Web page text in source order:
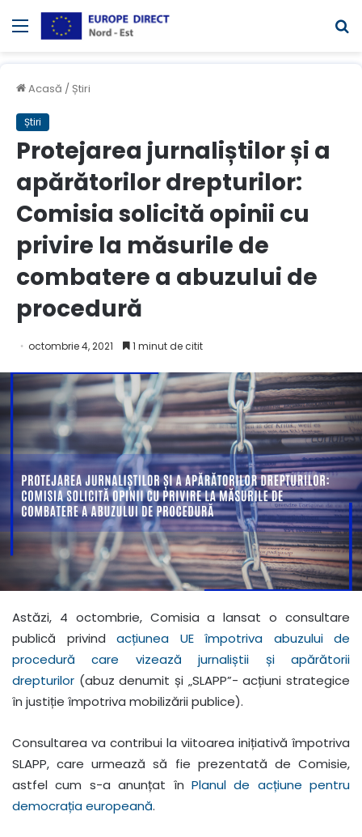
Meniul
Acasă / Știri
Știri
Protejarea jurnaliștilor și a
apărătorilor drepturilor:
Comisia solicită opinii cu
privire la măsurile de
combatere a abuzului de
procedură
octombrie 4, 2021 1 minut de citit
Astăzi, 4 octombrie, Comisia a lansat o consultare
publică privind acțiunea UE împotriva abuzului de
procedură care vizează jurnaliștii și apărătorii
drepturilor (abuz denumit și „SLAPP”- acțiuni strategice
în justiție împotriva mobilizării publice).
Consultarea va contribui la viitoarea inițiativă împotriva
SLAPP, care urmează să fie prezentată de Comisie,
astfel cum s-a anunțat în Planul de acțiune pentru
democrația europeană.